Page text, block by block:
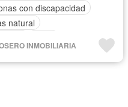
con discapacidad
natural
INMOBILIARIA